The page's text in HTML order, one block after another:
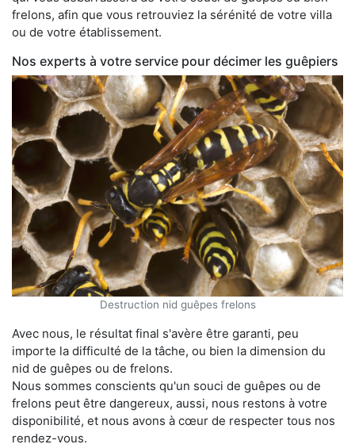
frelons, afin que vous retrouviez la sérénité de votre villa
ou de votre établissement.
Nos experts à votre service pour décimer les guêpiers
Destruction nid guêpes frelons
Avec nous, le résultat final s'avère être garanti, peu
importe la difficulté de la tâche, ou bien la dimension du
nid de guêpes ou de frelons.
Nous sommes conscients qu'un souci de guêpes ou de
frelons peut être dangereux, aussi, nous restons à votre
disponibilité, et nous avons à cœur de respecter tous nos
rendez-vous.